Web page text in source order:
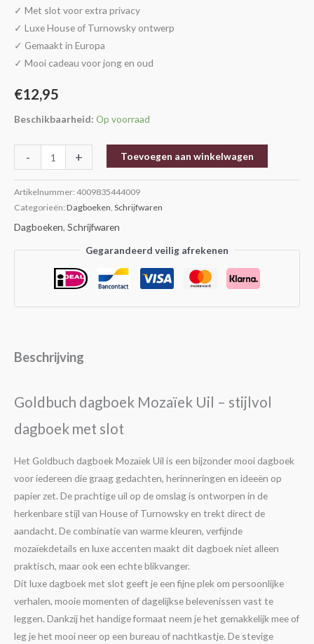
✓ Met slot voor extra privacy
✓ Luxe House of Turnowsky ontwerp
✓ Gemaakt in Europa
✓ Mooi cadeau voor jong en oud
€12,95
Beschikbaarheid: Op voorraad
- + Toevoegen aan winkelwagen
Artikelnummer: 4009835444009
Categorieën: Dagboeken, Schrijfwaren
Dagboeken, Schrijfwaren
Gegarandeerd veilig afrekenen
Beschrijving
Goldbuch dagboek Mozaïek Uil – stijlvol
dagboek met slot
Het Goldbuch dagboek Mozaïek Uil is een bijzonder mooi dagboek
voor iedereen die graag gedachten, herinneringen en ideeën op
papier zet. De prachtige uil op de omslag is ontworpen in de
herkenbare stijl van House of Turnowsky en trekt direct de
aandacht. De combinatie van warme kleuren, verfijnde
mozaïekdetails en luxe accenten maakt dit dagboek niet alleen
praktisch, maar ook een echte blikvanger.
Dit luxe dagboek met slot geeft je een fijne plek om persoonlijke
verhalen, mooie momenten of dagelijkse belevenissen vast te
leggen. Dankzij het handige formaat neem je het gemakkelijk mee of
leg je het mooi neer op een bureau of nachtkastje. De stevige